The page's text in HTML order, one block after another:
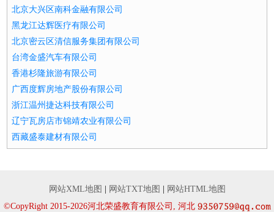
北京大兴区南科金融有限公司
黑龙江达辉医疗有限公司
北京密云区清信服务集团有限公司
台湾金盛汽车有限公司
香港杉隆旅游有限公司
广西度辉房地产股份有限公司
浙江温州捷达科技有限公司
辽宁瓦房店市锦靖农业有限公司
西藏盛泰建材有限公司
网站XML地图 网站TXT地图
网站HTML地图
©CopyRight 2015-2026河北荣盛教育有限公司, 河北